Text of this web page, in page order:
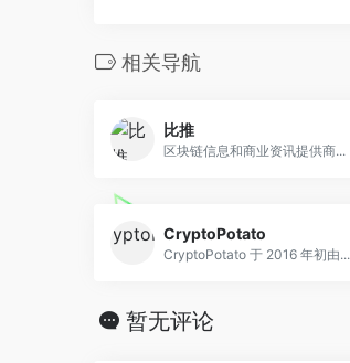
相关导航
比推
区块链信息和商业资讯提供商...
CryptoPotato
CryptoPotato 于 2016 年初由...
暂无评论